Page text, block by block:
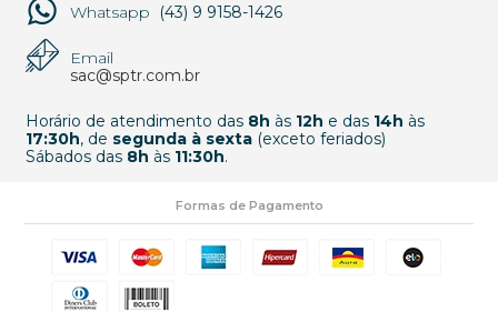
Whatsapp (43) 9 9158-1426
Email
sac@sptr.com.br
Horário de atendimento das 8h às 12h e das 14h às
17:30h, de segunda à sexta(exceto feriados)
Sábados das 8h às 11:30h.
Formas de Pagamento